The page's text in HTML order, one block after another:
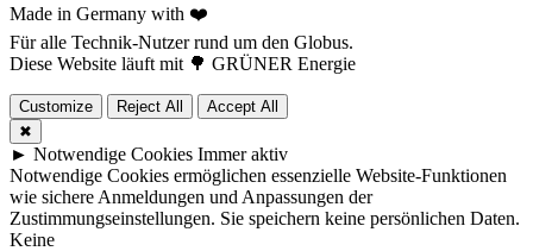
Made in Germany with ❤️
Für alle Technik-Nutzer rund um den Globus.
Diese Website läuft mit 🌳 GRÜNER Energie
Customize Reject All
Accept All
✖
► Notwendige Cookies Immer aktiv
Notwendige Cookies ermöglichen essenzielle Website-Funktionen
wie sichere Anmeldungen und Anpassungen der
Zustimmungseinstellungen. Sie speichern keine persönlichen Daten.
Keine